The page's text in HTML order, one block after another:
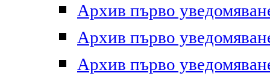
Архив първо
Архив първо
Архив първо